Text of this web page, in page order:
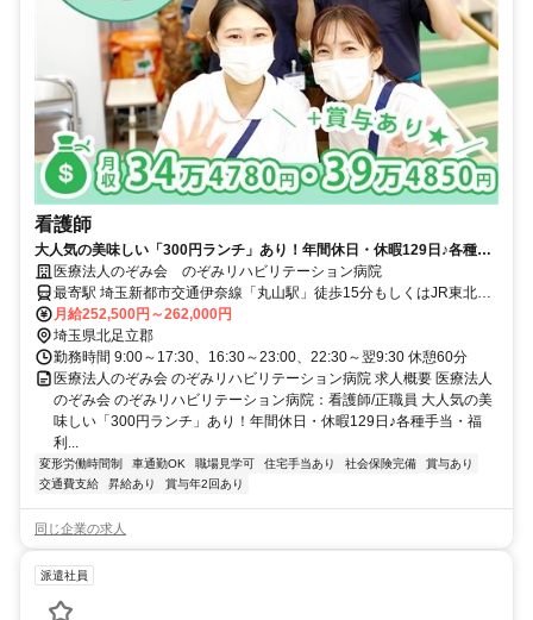
看護師
大人気の美味しい「300円ランチ」あり！年間休日・休暇129日♪各種手
当・福利厚生面が充実★車通勤可能！賞与支給☆月収34万4780円・39
万4850円可【北足立郡、リハビリテーション病院、丸山駅、看護師、正
社員】
医療法人のぞみ会 のぞみリハビリテーション病院
最寄駅 埼玉新都市交通伊奈線「丸山駅」徒歩15分もしくはJR東北本
線「蓮田駅」車10分 ※時間帯により、JR東北本線「蓮田駅」より路
線バスも出ております
月給252,500円～262,000円
埼玉県北足立郡
勤務時間 9:00～17:30、16:30～23:00、22:30～翌9:30 休憩60分
医療法人のぞみ会 のぞみリハビリテーション病院 求人概要 医療法人
のぞみ会 のぞみリハビリテーション病院：看護師/正職員 大人気の美
味しい「300円ランチ」あり！年間休日・休暇129日♪各種手当・福
利...
変形労働時間制 車通勤OK 職場見学可 住宅手当あり 社会保険完備
賞与あり
交通費支給
昇給あり 賞与年2回あり
同じ企業の求人
派遣社員